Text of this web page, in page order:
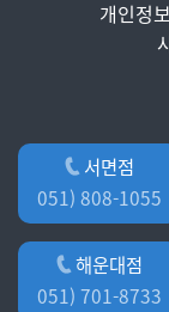
개인정
서면점
051) 808-1055
해운대점
051) 701-8733